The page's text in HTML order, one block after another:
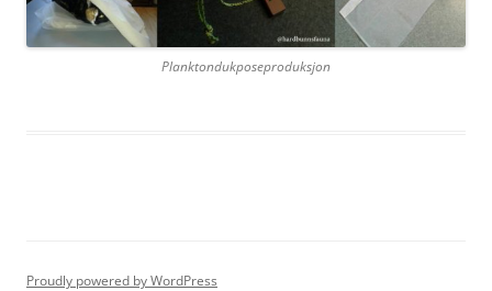
Planktondukposeproduksjon
Proudly powered by WordPress